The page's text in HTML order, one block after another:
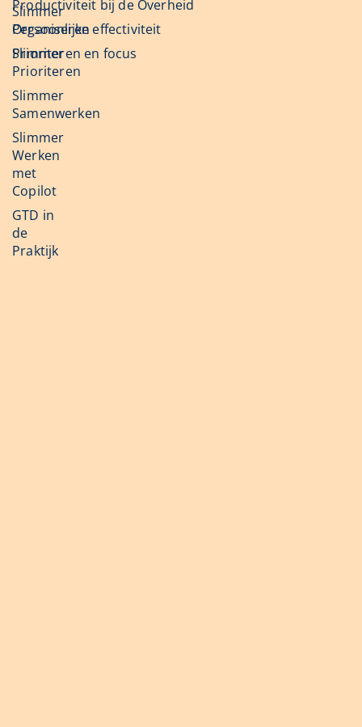
Slimmer
Organiseren
Slimmer
Prioriteren
Slimmer
Samenwerken
Slimmer
Werken
met
Copilot
GTD in
de
Praktijk
Productiviteit bij de Overheid
Persoonlijke effectiviteit
Prioriteren en focus